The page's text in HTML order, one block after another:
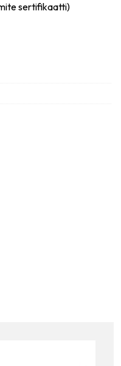
sertifikaatti)